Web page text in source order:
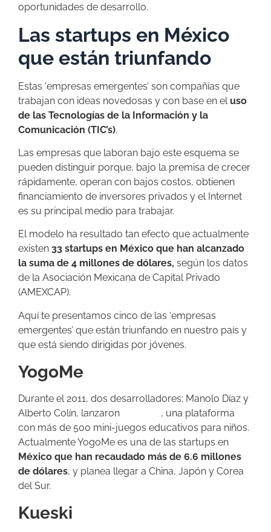
oportunidades de desarrollo.
Las startups en México
que están triunfando
Estas ‘empresas emergentes’ son compañías que
trabajan con ideas novedosas y con base en el uso
de las Tecnologías de la Información y la
Comunicación (TIC’s).
Las empresas que laboran bajo este esquema se
pueden distinguir porque, bajo la premisa de crecer
rápidamente, operan con bajos costos, obtienen
financiamiento de inversores privados y el Internet
es su principal medio para trabajar.
El modelo ha resultado tan efecto que actualmente
existen 33 startups en México que han alcanzado
la suma de 4 millones de dólares, según los datos
de la Asociación Mexicana de Capital Privado
(AMEXCAP).
Aquí te presentamos cinco de las ‘empresas
emergentes’ que están triunfando en nuestro país y
que está siendo dirigidas por jóvenes.
YogoMe
Durante el 2011, dos desarrolladores: Manolo Díaz y
Alberto Colín, lanzaron
, una plataforma
con más de 500 mini-juegos educativos para niños.
Actualmente YogoMe es una de las startups en
México que han recaudado más de 6.6 millones
de dólares, y planea llegar a China, Japón y Corea
del Sur.
Kueski